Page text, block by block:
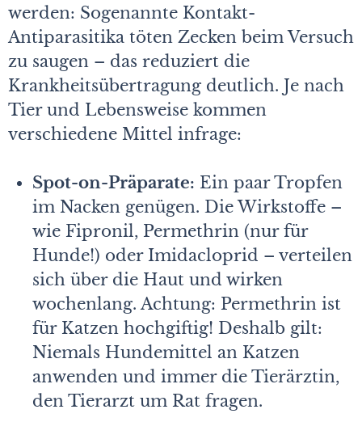
werden: Sogenannte Kontakt-
Antiparasitika töten Zecken beim Versuch
zu saugen – das reduziert die
Krankheitsübertragung deutlich. Je nach
Tier und Lebensweise kommen
verschiedene Mittel infrage:
Spot-on-Präparate: Ein paar Tropfen
im Nacken genügen. Die Wirkstoffe –
wie Fipronil, Permethrin (nur für
Hunde!) oder Imidacloprid – verteilen
sich über die Haut und wirken
wochenlang. Achtung: Permethrin ist
für Katzen hochgiftig! Deshalb gilt:
Niemals Hundemittel an Katzen
anwenden und immer die Tierärztin,
den Tierarzt um Rat fragen.